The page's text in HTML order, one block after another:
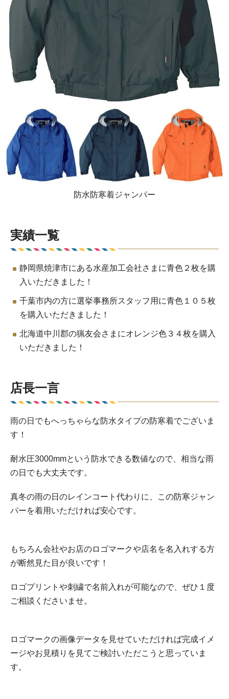
防水防寒着ジャンパー
実績一覧
静岡県焼津市にある水産加工会社さまに青色２枚を購
入いただきました！
千葉市内の方に選挙事務所スタッフ用に青色１０５枚
を購入いただきました！
北海道中川郡の猟友会さまにオレンジ色３４枚を購入
いただきました！
店長一言
雨の日でもへっちゃらな防水タイプの防寒着でございま
す！
耐水圧3000mmという防水できる数値なので、相当な雨
の日でも大丈夫です。
真冬の雨の日のレインコート代わりに、この防寒ジャン
パーを着用いただければ安心です。
もちろん会社やお店のロゴマークや店名を名入れする方
が断然見た目が良いです！
ロゴプリントや刺繍で名前入れが可能なので、ぜひ１度
ご相談くださいませ。
ロゴマークの画像データを見せていただければ完成イメ
ージやお見積りを見てご検討いただこうと思っていま
す。